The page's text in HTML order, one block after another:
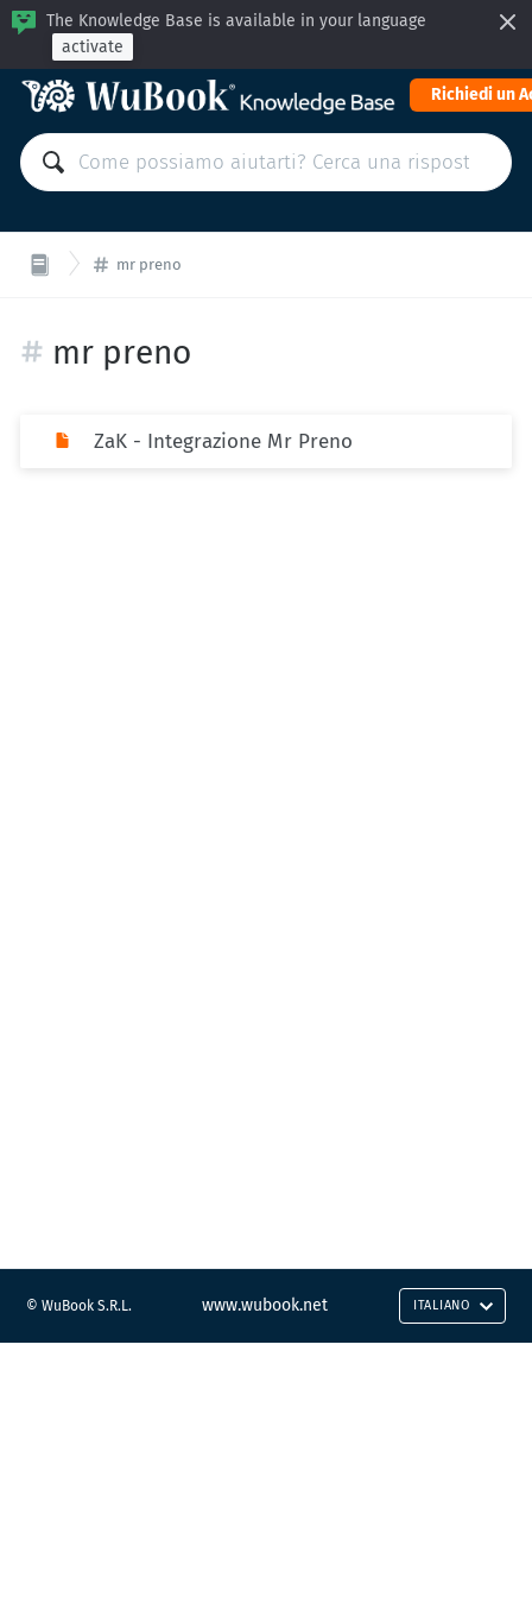
The Knowledge Base is available in your language
activate
Richiedi un
mr preno
mr preno
ZaK - Integrazione Mr Preno
© WuBook S.R.L. www.wubook.net ITALIANO